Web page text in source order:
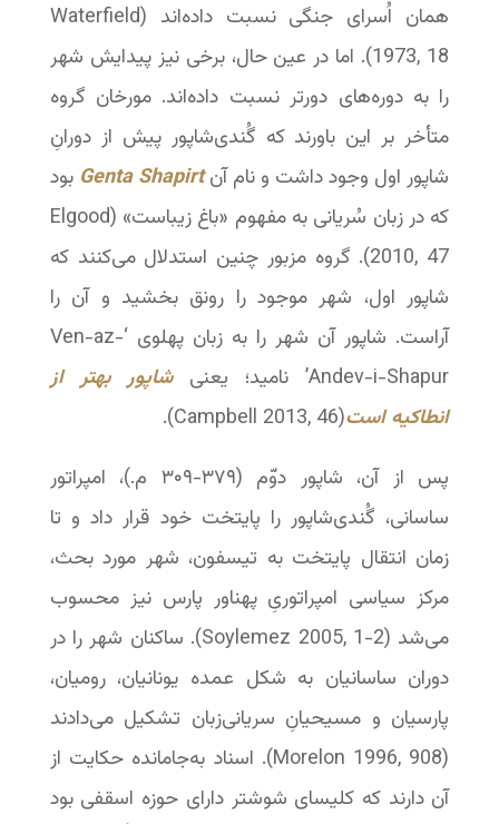
همان اُسرای جنگی نسبت داده‌اند (Waterfield
1973, 18). اما در عین حال، برخی نیز پیدایش شهر
را به دوره‌های دورتر نسبت داده‌اند. مورخان گروه
متأخر بر این باورند که گُندی‌شاپور پیش از دورانِ
شاپور اول وجود داشت و نام آنGenta Shapirt بود
که در زبان سُریانی به مفهوم «باغ زیباست» (Elgood
2010, 47). گروه مزبور چنین استدلال می‌کنند که
شاپور اول، شهر موجود را رونق بخشید و آن را
آراست. شاپور آن شهر را به زبان پهلوی ‘Ven-az-
Andev-i-Shapur’ نامید؛ یعنی
شاپور بهتر از
انطاکیه است(Campbell 2013, 46).
پس از آن، شاپور دوّم (۳۷۹-‏۳۰۹ م.)، امپراتور
ساسانی، گُندی‌شاپور را پایتخت خود قرار داد و تا
زمان انتقال پایتخت به تیسفون، شهر مورد بحث،
مرکز سیاسی امپراتوریِ پهناور پارس نیز محسوب
می‌شد (Soylemez 2005, 1-2).‬‬ ساکنان شهر را در
دوران ساسانیان به شکل عمده یونانیان، رومیان،
پارسیان و مسیحیانِ سریانی‌زبان تشکیل می‌دادند
(Morelon 1996, 908). ‬‬‬‬اسناد به‌جامانده حکایت از
آن دارند که کلیسای شوشتر دارای حوزه اسقفی بود